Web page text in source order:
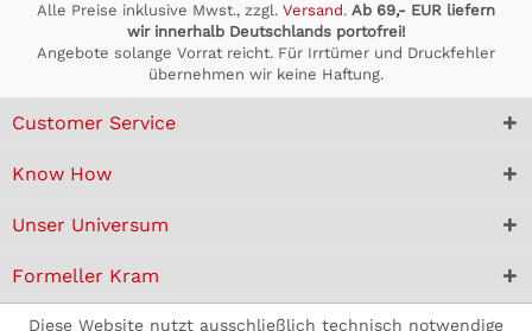
Alle Preise inklusive Mwst., zzgl. Versand. Ab 69,- EUR liefern
wir innerhalb Deutschlands portofrei!
Angebote solange Vorrat reicht. Für Irrtümer und Druckfehler
übernehmen wir keine Haftung.
Customer Service
Know How
Unser Universum
Formeller Kram
Diese Website nutzt ausschließlich technisch notwendige